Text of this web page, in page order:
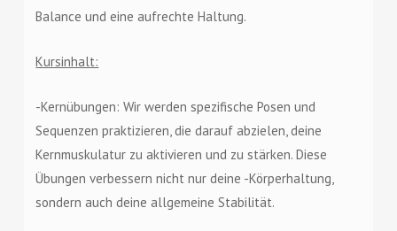
Balance und eine aufrechte Haltung.
Kursinhalt:
-Kernübungen: Wir werden spezifische Posen und
Sequenzen praktizieren, die darauf abzielen, deine
Kernmuskulatur zu aktivieren und zu stärken. Diese
Übungen verbessern nicht nur deine -Körperhaltung,
sondern auch deine allgemeine Stabilität.